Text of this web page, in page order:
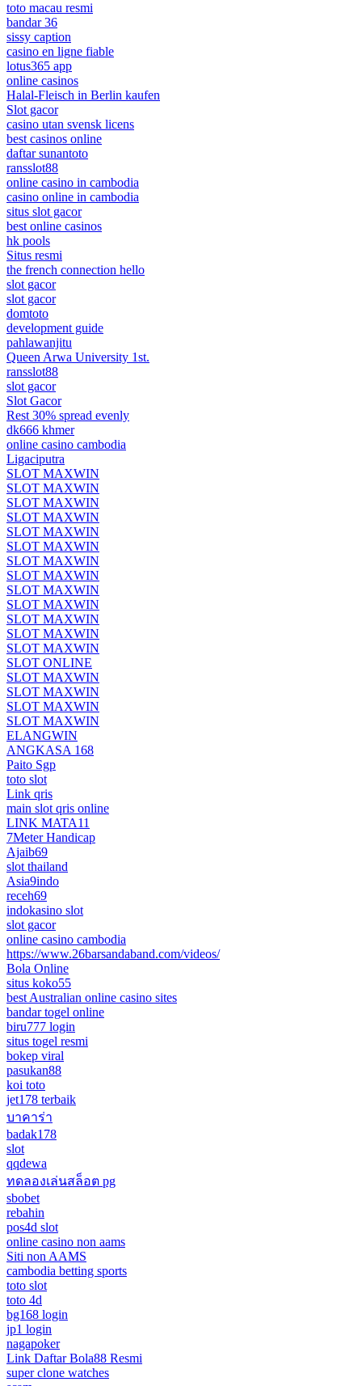
toto macau resmi
bandar 36
sissy caption
casino en ligne fiable
lotus365 app
online casinos
Halal-Fleisch in Berlin kaufen
Slot gacor
casino utan svensk licens
best casinos online
daftar sunantoto
ransslot88
online casino in cambodia
casino online in cambodia
situs slot gacor
best online casinos
hk pools
Situs resmi
the french connection hello
slot gacor
slot gacor
domtoto
development guide
pahlawanjitu
Queen Arwa University 1st.
ransslot88
slot gacor
Slot Gacor
Rest 30% spread evenly
dk666 khmer
online casino cambodia
Ligaciputra
SLOT MAXWIN
SLOT MAXWIN
SLOT MAXWIN
SLOT MAXWIN
SLOT MAXWIN
SLOT MAXWIN
SLOT MAXWIN
SLOT MAXWIN
SLOT MAXWIN
SLOT MAXWIN
SLOT MAXWIN
SLOT MAXWIN
SLOT MAXWIN
SLOT ONLINE
SLOT MAXWIN
SLOT MAXWIN
SLOT MAXWIN
SLOT MAXWIN
ELANGWIN
ANGKASA 168
Paito Sgp
toto slot
Link qris
main slot qris online
LINK MATA11
7Meter Handicap
Ajaib69
slot thailand
Asia9indo
receh69
indokasino slot
slot gacor
online casino cambodia
https://www.26barsandaband.com/videos/
Bola Online
situs koko55
best Australian online casino sites
bandar togel online
biru777 login
situs togel resmi
bokep viral
pasukan88
koi toto
jet178 terbaik
บาคาร่า
badak178
slot
qqdewa
ทดลองเล่นสล็อต pg
sbobet
rebahin
pos4d slot
online casino non aams
Siti non AAMS
cambodia betting sports
toto slot
toto 4d
bg168 login
jp1 login
nagapoker
Link Daftar Bola88 Resmi
super clone watches